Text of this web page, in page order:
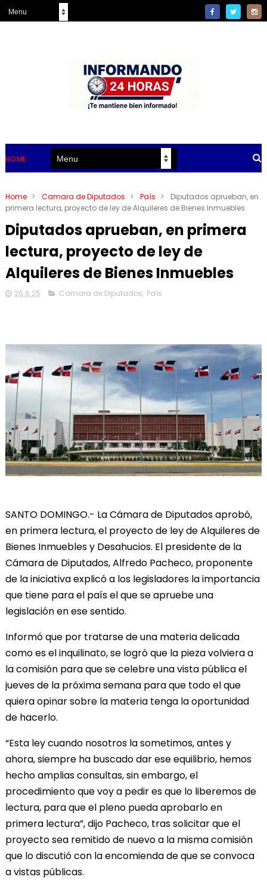
HOME
Home > Camara de Diputados > País >
Diputados aprueban, en
primera lectura, proyecto de ley de Alquileres de Bienes Inmuebles
Diputados aprueban, en primera
lectura, proyecto de ley de
Alquileres de Bienes Inmuebles
26.6.25 Camara de Diputados, País
SANTO DOMINGO.- La Cámara de Diputados aprobó,
en primera lectura, el proyecto de ley de Alquileres de
Bienes Inmuebles y Desahucios. El presidente de la
Cámara de Diputados, Alfredo Pacheco, proponente
de la iniciativa explicó a los legisladores la importancia
que tiene para el país el que se apruebe una
legislación en ese sentido.
Informó que por tratarse de una materia delicada
como es el inquilinato, se logró que la pieza volviera a
la comisión para que se celebre una vista pública el
jueves de la próxima semana para que todo el que
quiera opinar sobre la materia tenga la oportunidad
de hacerlo.
“Esta ley cuando nosotros la sometimos, antes y
ahora, siempre ha buscado dar ese equilibrio, hemos
hecho amplias consultas, sin embargo, el
procedimiento que voy a pedir es que lo liberemos de
lectura, para que el pleno pueda aprobarlo en
primera lectura”, dijo Pacheco, tras solicitar que el
proyecto sea remitido de nuevo a la misma comisión
que lo discutió con la encomienda de que se convoca
a vistas públicas.